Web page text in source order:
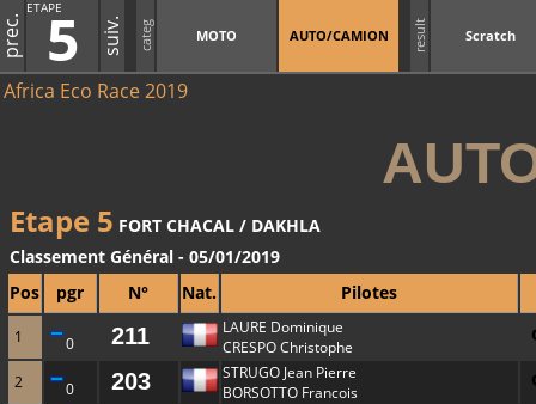
5
ETAPE
suiv. categ MOTO AUTO/CAMION result Scratch
Africa Eco Race 2019
Etape 5 FORT CHACAL / DAKHLA
Classement Général - 05/01/2019
Pos
pgr N° Nat. Pilotes
1 0 211
LAURE Dominique
CRESPO Christophe
2
0 203
STRUGO Jean Pierre
BORSOTTO Francois